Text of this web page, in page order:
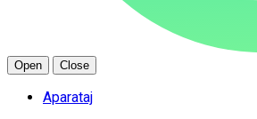
Open Close
Aparataj